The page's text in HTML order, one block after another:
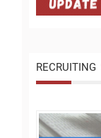
RECRUITING